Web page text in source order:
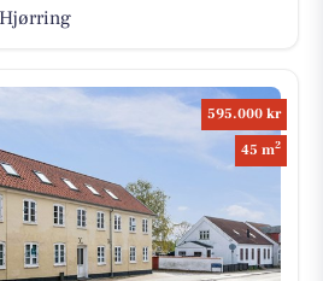
595.000 kr
45 m2